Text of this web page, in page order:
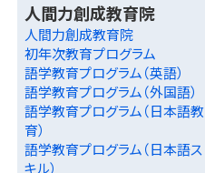
人間力創成教育院
人間力創成教育院
初年次教育プログラム
語学教育プログラム（英語）
語学教育プログラム（外国語）
語学教育プログラム（日本語教
育）
語学教育プログラム（日本語ス
キル）